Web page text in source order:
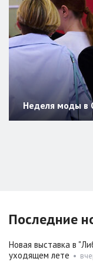
Неделя моды в
Последние
Новая выставка в
уходящем лете •